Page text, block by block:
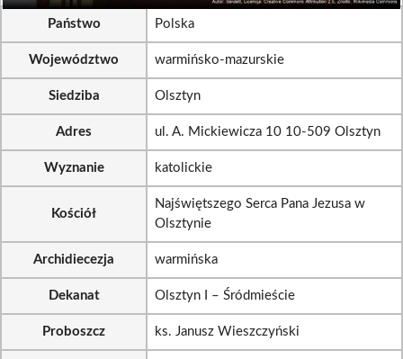
Państwo Polska
Województwo warmińsko-mazurskie
Siedziba Olsztyn
Adres ul. A. Mickiewicza 10 10-509 Olsztyn
Wyznanie katolickie
Kościół
Najświętszego Serca Pana Jezusa w
Olsztynie
Archidiecezja warmińska
Dekanat Olsztyn I – Śródmieście
Proboszcz ks. Janusz Wieszczyński